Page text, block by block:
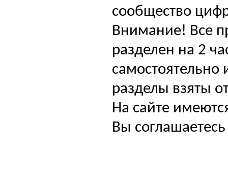
сообщество
Внимание! Все
разделен на 2
самостоятельно
разделы взяты
На сайте
Вы